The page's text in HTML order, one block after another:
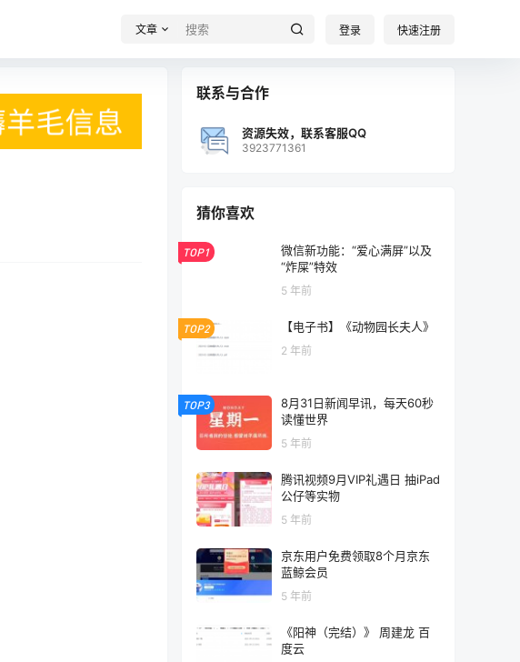
文章 登录 快速注册
联系与合作
资源失效，联系客服QQ
3923771361
猜你喜欢
TOP1
微信新功能：“爱心满屏”以及
“炸屎”特效
5 年前
TOP2 【电子书】《动物园长夫人》
2 年前
TOP3
8月31日新闻早讯，每天60秒
读懂世界
5 年前
腾讯视频9月VIP礼遇日 抽iPad
公仔等实物
5 年前
京东用户免费领取8个月京东
蓝鲸会员
5 年前
《阳神（完结）》 周建龙 百
度云